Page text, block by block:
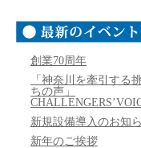
創業70周年
「神奈川を牽引する
ちの声」
新規設備導入のお知
新年のご挨拶